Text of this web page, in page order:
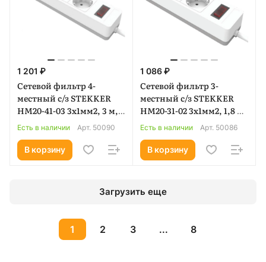
1 201 ₽
Сетевой фильтр 4-
местный с/з STEKKER
HM20-41-03 3x1мм2, 3 м,
серия Optima, белый
Есть в наличии Арт. 50090
В корзину
1 086 ₽
Сетевой фильтр 3-
местный с/з STEKKER
HM20-31-02 3x1мм2, 1,8 м,
серия Optima, белый
Есть в наличии Арт. 50086
В корзину
Загрузить еще
1 2 3 ... 8